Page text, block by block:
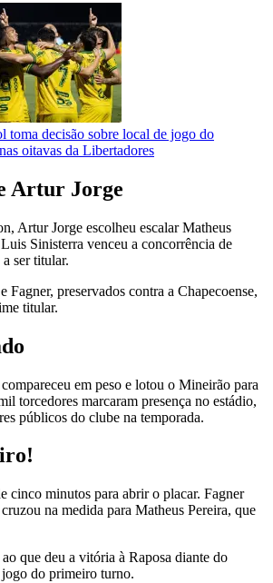
toma decisão sobre local de jogo do
oitavas da Libertadores
Artur Jorge
Artur Jorge escolheu escalar Matheus
Sinisterra venceu a concorrência de
ser titular.
Fagner, preservados contra a Chapecoense,
titular.
em peso e lotou o Mineirão para
torcedores marcaram presença no estádio,
públicos do clube na temporada.
cinco minutos para abrir o placar. Fagner
na medida para Matheus Pereira, que
que deu a vitória à Raposa diante do
do primeiro turno.